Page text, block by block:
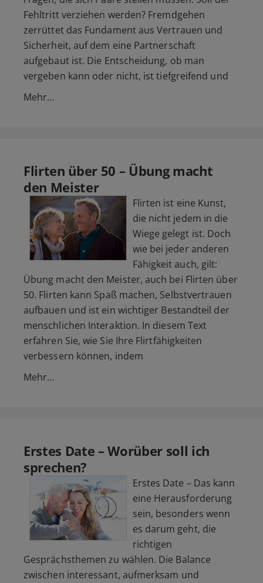
Fehltritt verziehen werden? Fremdgehen
zerrüttet das Fundament aus Vertrauen und
Sicherheit, auf dem eine Partnerschaft
aufgebaut ist. Die Entscheidung, ob man
vergeben kann oder nicht, ist tiefgreifend und
Mehr…
Flirten über 50 – Übung macht
den Meister
Flirten ist eine Kunst,
die nicht jedem in die
Wiege gelegt ist. Doch
wie bei jeder anderen
Fähigkeit auch, gilt:
Übung macht den Meister, auch bei Flirten über
50. Flirten kann Spaß machen, Selbstvertrauen
aufbauen und ist ein wichtiger Bestandteil der
menschlichen Interaktion. In diesem Text
erfahren Sie, wie Sie Ihre Flirtfähigkeiten
verbessern können, indem
Mehr…
Erstes Date – Worüber soll ich
sprechen?
Erstes Date – Das kann
eine Herausforderung
sein, besonders wenn
es darum geht, die
richtigen
Gesprächsthemen zu wählen. Die Balance
zwischen interessant, aufmerksam und